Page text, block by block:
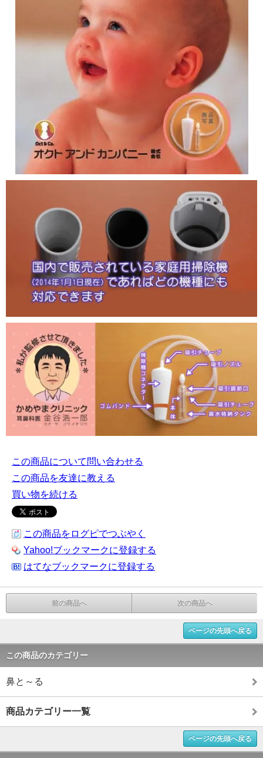
この商品について問い合わせる
この商品を友達に教える
買い物を続ける
この商品をログピでつぶやく
Yahoo!ブックマークに登録する
はてなブックマークに登録する
前の商品へ 次の商品へ
ページの先頭へ戻る
この商品のカテゴリー
鼻と～る
商品カテゴリー一覧
ページの先頭へ戻る